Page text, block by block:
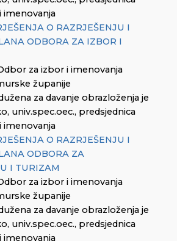
imenovanja
O RAZRJEŠENJU I
ODBORA ZA IZBOR I
za izbor i imenovanja
županije
za davanje obrazloženja je
univ.spec.oec., predsjednica
imenovanja
O RAZRJEŠENJU I
ODBORA ZA
I TURIZAM
za izbor i imenovanja
županije
za davanje obrazloženja je
univ.spec.oec., predsjednica
imenovanja